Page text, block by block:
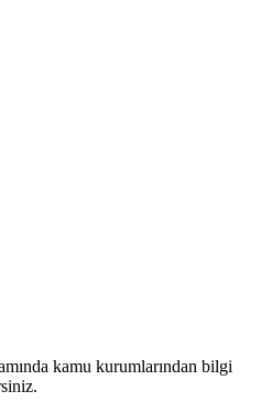
kamu kurumlarından bilgi